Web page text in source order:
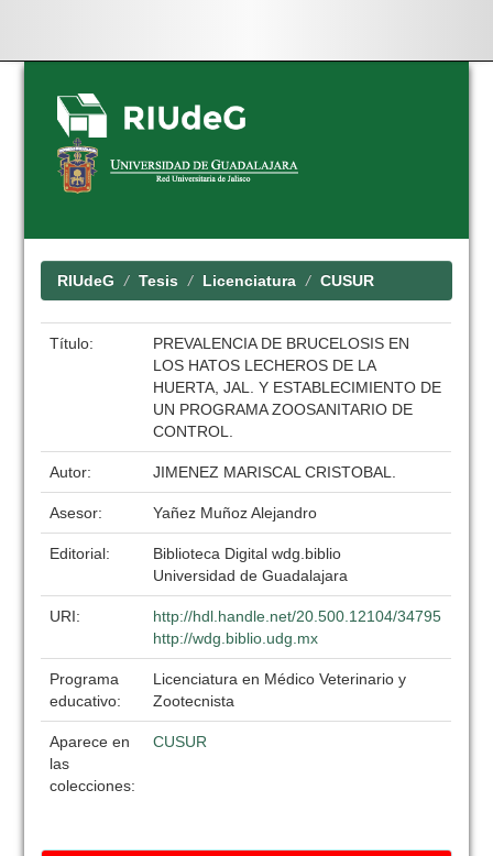
Skip
navigation
RIUdeG Tesis Licenciatura CUSUR
Título:
PREVALENCIA DE BRUCELOSIS EN
LOS HATOS LECHEROS DE LA
HUERTA, JAL. Y ESTABLECIMIENTO DE
UN PROGRAMA ZOOSANITARIO DE
CONTROL.
Autor: JIMENEZ MARISCAL CRISTOBAL.
Asesor: Yañez Muñoz Alejandro
Editorial:
Biblioteca Digital wdg.biblio
Universidad de Guadalajara
URI:
http://hdl.handle.net/20.500.12104/34795
http://wdg.biblio.udg.mx
Programa
educativo:
Licenciatura en Médico Veterinario y
Zootecnista
Aparece en
las
colecciones:
CUSUR